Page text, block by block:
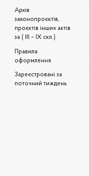
Архів
законопроєктів,
проєктів інших актів
за ( III – IX скл.)
Правила
оформлення
Зареєстровані за
поточний тиждень